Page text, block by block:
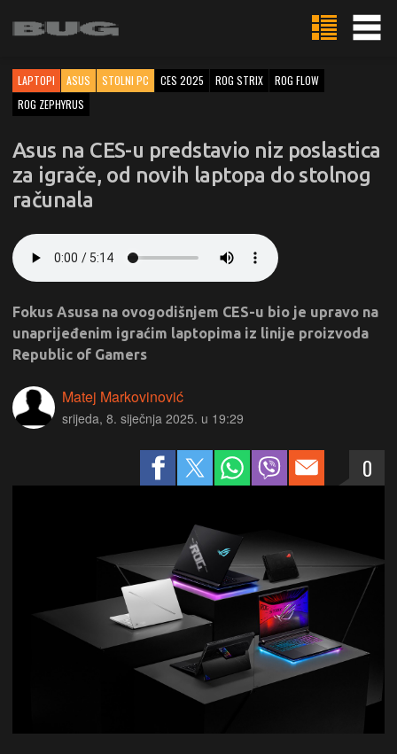
LAPTOPI ASUS STOLNI PC CES 2025 ROG STRIX
ROG FLOW
ROG ZEPHYRUS
Asus na CES-u predstavio niz poslastica
za igrače, od novih laptopa do stolnog
računala
Fokus Asusa na ovogodišnjem CES-u bio je upravo na
unaprijeđenim igraćim laptopima iz linije proizvoda
Republic of Gamers
Matej Markovinović
srijeda, 8. siječnja 2025. u 19:29
0